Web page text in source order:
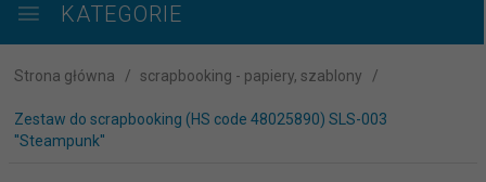
KATEGORIE
Strona główna scrapbooking - papiery, szablony
Zestaw do scrapbooking (HS code 48025890) SLS-003
''Steampunk''